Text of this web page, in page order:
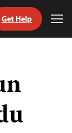
Get Help